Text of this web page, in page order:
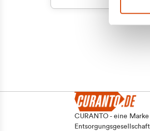
CURANTO - eine Marke